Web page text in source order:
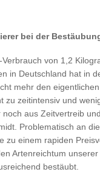
bei der
von 1,2
in Deutschland hat in
mehr den
zu zeitintensiv und
aus Zeitvertreib
Problematisch an
zu einem rapiden
Artenreichtum
bestäubt.